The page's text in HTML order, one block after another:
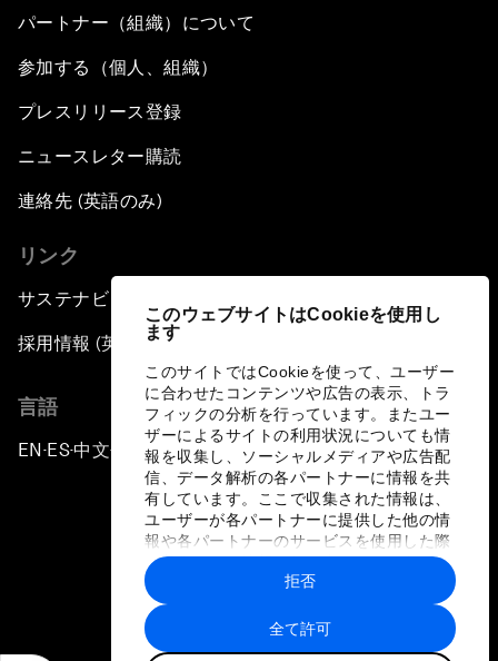
このウェブサイトはCookieを使用し
ます
このサイトではCookieを使って、ユーザー
に合わせたコンテンツや広告の表示、トラ
フィックの分析を行っています。またユー
ザーによるサイトの利用状況についても情
報を収集し、ソーシャルメディアや広告配
信、データ解析の各パートナーに情報を共
有しています。ここで収集された情報は、
ユーザーが各パートナーに提供した他の情
報や各パートナーのサービスを使用した際
に収集された情報と組み合わされ、各パー
トナーによって使用されることがありま
す。
全て許可
拒否
パートナー（組織）について
参加する（個人、組織）
プレスリリース登録
ニュースレター購読
連絡先 (英語のみ)
リンク
サステナビリティへの取り組み
採用情報 (英語のみ)
言語
EN ▪ES▪中文▪ 日本語
プライバシーポリシーと利用規約
サイトマップ